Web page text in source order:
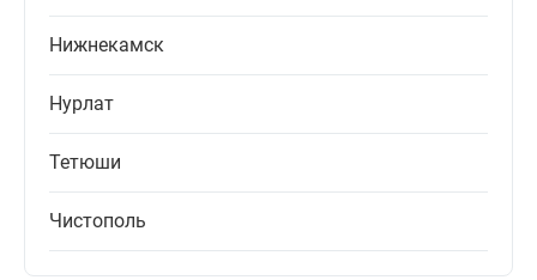
Нижнекамск
Нурлат
Тетюши
Чистополь